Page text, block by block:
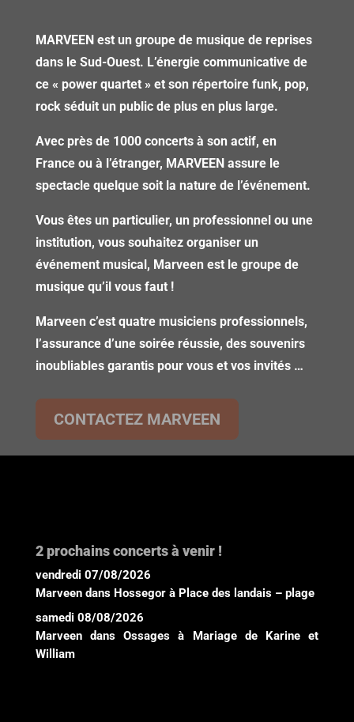
MARVEEN est un groupe de musique de reprises
dans le Sud-Ouest. L’énergie communicative de
ce « power quartet » et son répertoire funk, pop,
rock séduit un public de plus en plus large.
Avec près de 1000 concerts à son actif, en
France ou à l’étranger, MARVEEN assure le
spectacle quelque soit la nature de l’événement.
Vous êtes un particulier, un professionnel ou une
institution, vous souhaitez organiser un
événement musical, Marveen est le groupe de
musique qu’il vous faut !
Marveen c’est quatre musiciens professionnels,
l’assurance d’une soirée réussie, des souvenirs
inoubliables garantis pour vous et vos invités …
CONTACTEZ MARVEEN
2 prochains concerts à venir !
vendredi 07/08/2026
Marveen dans Hossegor à Place des landais – plage
samedi 08/08/2026
Marveen dans Ossages à
Mariage de Karine et
William